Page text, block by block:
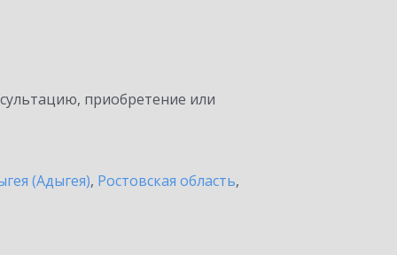
приобретение или
(Адыгея), Ростовская область,